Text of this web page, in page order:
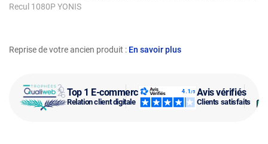
Top 1 E-commerce
Relation client digitale
Avis vérifiés
Clients satisfaits
Reprise de votre ancien produit : En savoir plus
Recul 1080P YONIS